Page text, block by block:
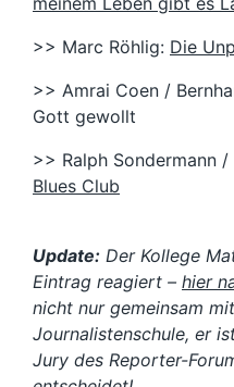
>> Marc Röhlig: Die
>> Amrai Coen /
Gott gewollt
>> Ralph Sondermann /
Blues Club
Update: Der Kollege
Eintrag reagiert – hier
nicht nur gemeinsam
Journalistenschule, er
Jury des Reporter-